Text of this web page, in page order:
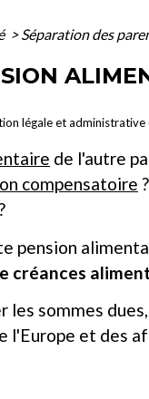
> Séparation des
légale et administrative
de l'autre
compensatoire
pension
créances
sommes
l'Europe et des